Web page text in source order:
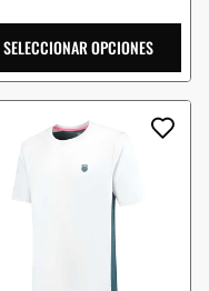
SELECCIONAR OPCIONES